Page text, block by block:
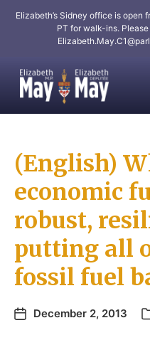
Elizabeth’s Sidney office is
PT for walk-ins.
(English)
economic
robust,
putting all
fossil fuel
December 2, 2013